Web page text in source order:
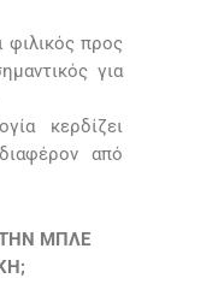
φιλικός προς
για
κερδίζει
από
ΤΗΝ ΜΠΛΕ